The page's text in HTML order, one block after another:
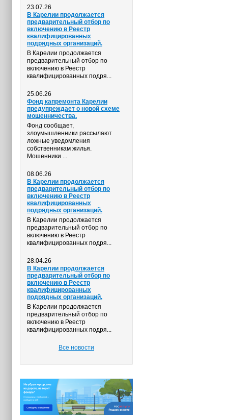
23.07.26
В Карелии продолжается
предварительный отбор по
включению в Реестр
квалифицированных
подрядных организаций.
В Карелии продолжается
предварительный отбор по
включению в Реестр
квалифицированных подря...
25.06.26
Фонд капремонта Карелии
предупреждает о новой схеме
мошенничества.
Фонд сообщает,
злоумышленники рассылают
ложные уведомления
собственникам жилья.
Мошенники ...
08.06.26
В Карелии продолжается
предварительный отбор по
включению в Реестр
квалифицированных
подрядных организаций.
В Карелии продолжается
предварительный отбор по
включению в Реестр
квалифицированных подря...
28.04.26
В Карелии продолжается
предварительный отбор по
включению в Реестр
квалифицированных
подрядных организаций.
В Карелии продолжается
предварительный отбор по
включению в Реестр
квалифицированных подря...
Все новости